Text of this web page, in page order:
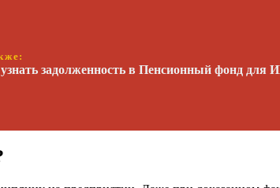
задолженность в Пенсионный фонд для